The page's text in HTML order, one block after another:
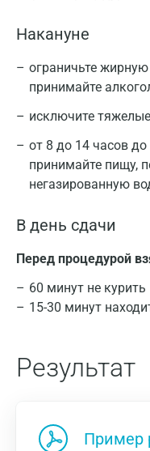
Накануне
ограничьте
принимайте
исключите
от 8 до 14 часов
принимайте пищу,
негазированную
В день сдачи
Перед процедурой
60 минут не курить
15-30 минут
Результат
Пример